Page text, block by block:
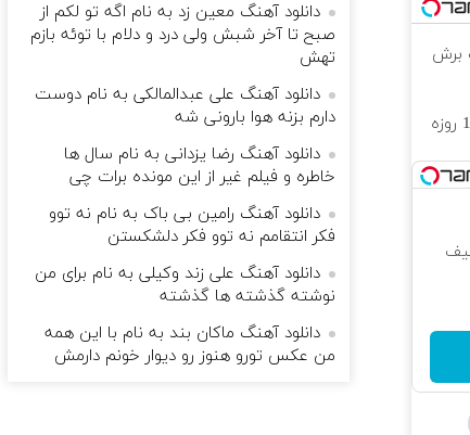
برش
⏳فرصت محدود!! 3000گیگ اینترنت خانگی 180 روزه
دانلود آهنگ معین زد به نام اگه تو لکم از
صبح تا آخر شبش ولی درد و دلام با توئه بازم
تهش
دانلود آهنگ علی عبدالمالکی به نام دوست
دارم بزنه هوا بارونی شه
دانلود آهنگ رضا یزدانی به نام سال ها
خاطره و فیلم غیر از این مونده برات چی
دانلود آهنگ رامین بی باک به نام نه توو
فکر انتقامم نه توو فکر دلشکستن
دانلود آهنگ علی زند وکیلی به نام برای من
نوشته گذشته ها گذشته
دانلود آهنگ ماکان بند به نام با این همه
من عکس تورو هنوز رو دیوار خونم دارمش